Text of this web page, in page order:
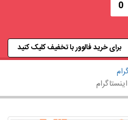
0
برای خرید فالوور با تخفیف کلیک کنید